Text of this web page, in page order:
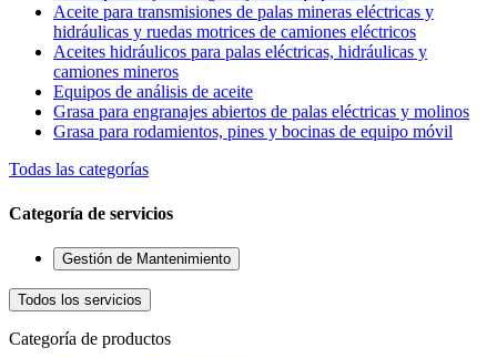
Aceite para transmisiones de palas mineras eléctricas y
hidráulicas y ruedas motrices de camiones eléctricos
Aceites hidráulicos para palas eléctricas, hidráulicas y
camiones mineros
Equipos de análisis de aceite
Grasa para engranajes abiertos de palas eléctricas y molinos
Grasa para rodamientos, pines y bocinas de equipo móvil
Todas las categorías
Categoría de servicios
Gestión de Mantenimiento
Todos los servicios
Categoría de productos